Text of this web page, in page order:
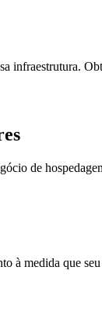
infraestrutura.
de
à medida que